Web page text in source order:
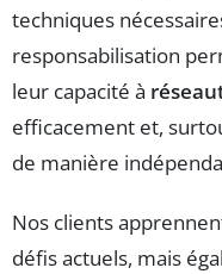
techniques
responsabilisation
leur capacité à
efficacement et,
de manière
Nos clients
défis actuels, mais